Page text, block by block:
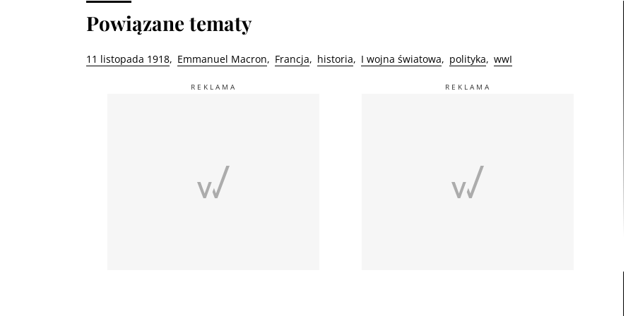
Powiązane tematy
11 listopada 1918 Emmanuel Macron Francja historia I wojna światowa polityka wwI